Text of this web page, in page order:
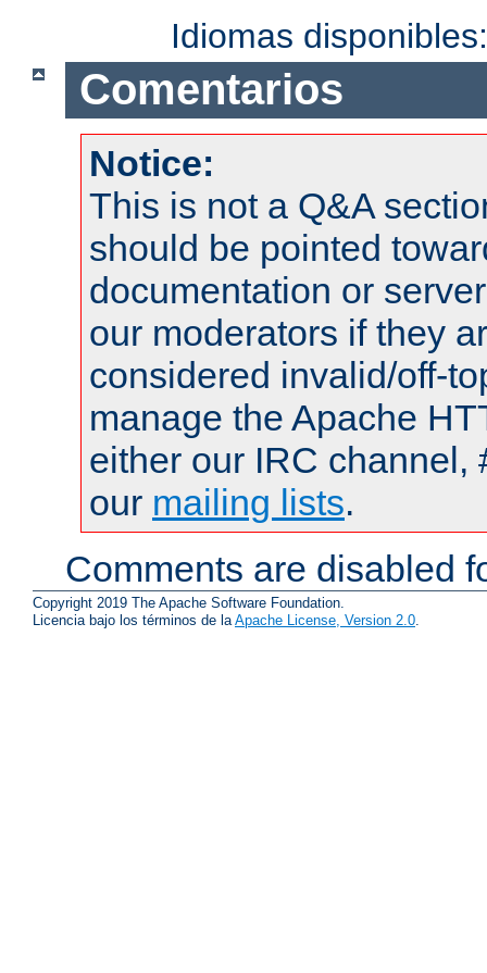
Idiomas
Comentarios
Notice:
This is not a Q&A
should be pointed
documentation or
our moderators if they
considered invalid/off-
manage the Apache
either our IRC channel,
our mailing lists.
Comments are disabled
Copyright 2019 The Apache Software Foundation.
Licencia bajo los términos de la Apache License, Version 2.0